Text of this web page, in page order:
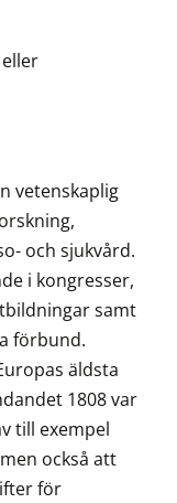
vetenskaplig
och sjukvård.
i kongresser,
samt
förbund.
äldsta
1808 var
till exempel
också att
för